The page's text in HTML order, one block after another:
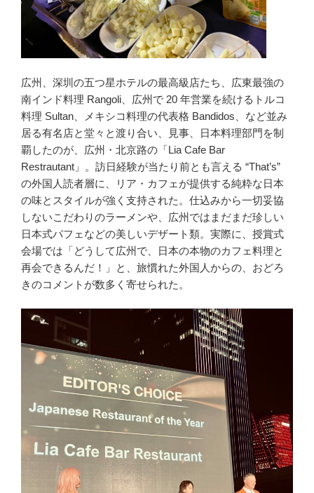
広州、深圳の五つ星ホテルの最高級店たち、広東最強の
南インド料理 Rangoli、広州で 20 年営業を続けるトルコ
料理 Sultan、メキシコ料理の代表格 Bandidos、など並み
居る有名店と堂々と渡り合い、見事、日本料理部門を制
覇したのが、広州・北京路の「Lia Cafe Bar
Restrautant」。訪日経験が当たり前とも言える “That’s”
の外国人読者層に、リア・カフェが提供する純粋な日本
の味とスタイルが強く支持された。仕込みから一切妥協
しないこだわりのラーメンや、広州ではまだまだ珍しい
日本式パフェなどの美しいデザート類。実際に、授賞式
会場では「どうして広州で、日本の本物のカフェ料理と
再会できるんだ！」と、旅慣れた外国人からの、おどろ
きのコメントが数多く寄せられた。